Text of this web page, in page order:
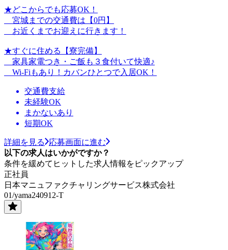
★どこからでも応募OK！
宮城までの交通費は【0円】
お近くまでお迎えに行きます！
★すぐに住める【寮完備】
家具家電つき・ご飯も３食付いて快適♪
Wi-Fiもあり！カバンひとつで入居OK！
交通費支給
未経験OK
まかないあり
短期OK
詳細を見る
応募画面に進む
以下の求人はいかがですか？
条件を緩めてヒットした求人情報をピックアップ
正社員
日本マニュファクチャリングサービス株式会社
01/yama240912-T